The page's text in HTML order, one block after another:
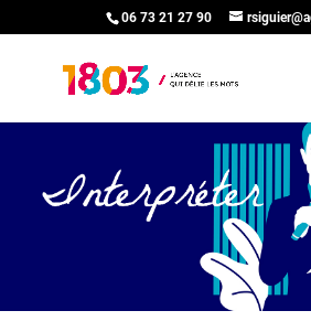
06 73 21 27 90